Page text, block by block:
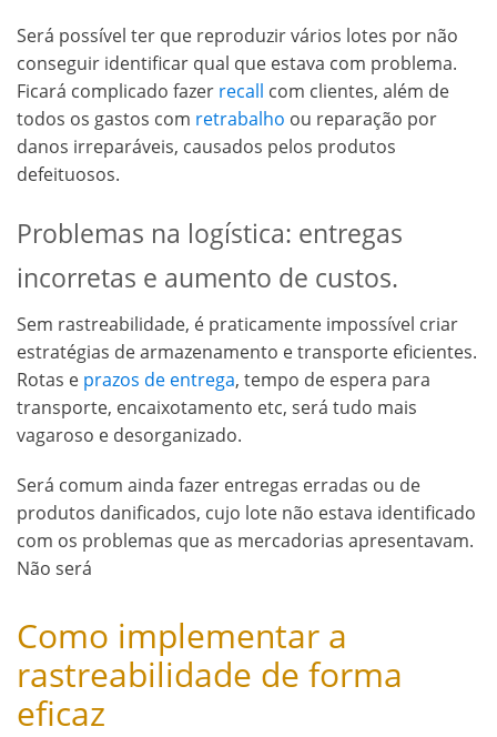
Será possível ter que reproduzir vários lotes por não
conseguir identificar qual que estava com problema.
Ficará complicado fazer recall com clientes, além de
todos os gastos com retrabalho ou reparação por
danos irreparáveis, causados pelos produtos
defeituosos.
Problemas na logística: entregas
incorretas e aumento de custos.
Sem rastreabilidade, é praticamente impossível criar
estratégias de armazenamento e transporte eficientes.
Rotas e prazos de entrega, tempo de espera para
transporte, encaixotamento etc, será tudo mais
vagaroso e desorganizado.
Será comum ainda fazer entregas erradas ou de
produtos danificados, cujo lote não estava identificado
com os problemas que as mercadorias apresentavam.
Não será
Como implementar a
rastreabilidade de forma
eficaz